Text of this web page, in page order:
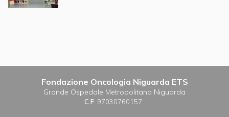
Fondazione Oncologia Niguarda ETS
Grande Ospedale Metropolitano Niguarda
C.F. 97030760157